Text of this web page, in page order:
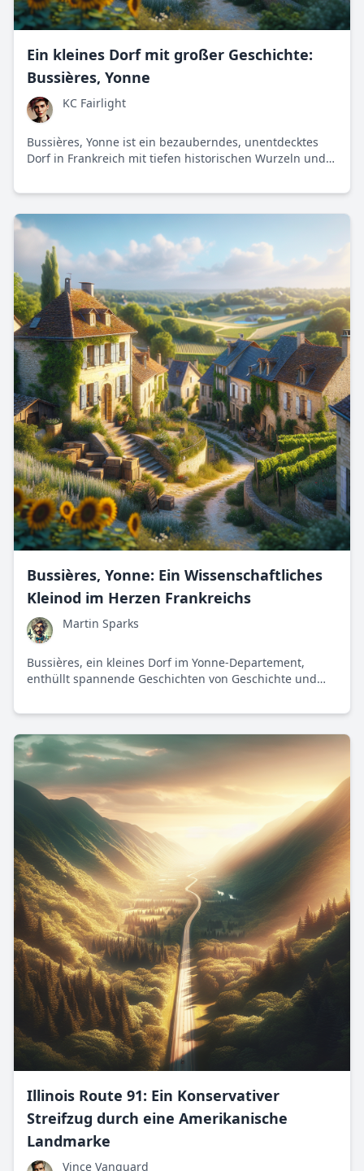
Ein kleines Dorf mit großer Geschichte:
Bussières, Yonne
KC Fairlight
Bussières, Yonne ist ein bezauberndes, unentdecktes
Dorf in Frankreich mit tiefen historischen Wurzeln und
bewahrt und gleichzeitig offen für Modernisierungen
Gebäuden lebt hier ein stolzes, doch reflexives
Miteinander zwischen Jung und Alt.
Bussières, Yonne: Ein Wissenschaftliches
Kleinod im Herzen Frankreichs
Martin Sparks
Bussières, ein kleines Dorf im Yonne-Departement,
enthüllt spannende Geschichten von Geschichte und
Illinois Route 91: Ein Konservativer
Streifzug durch eine Amerikanische
Landmarke
Vince Vanguard